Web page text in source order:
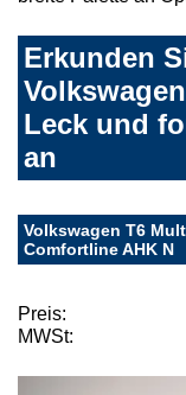
Erkunden
Leck und
an
Volkswagen T6
Comfortline AHK N
Preis:
MWSt: